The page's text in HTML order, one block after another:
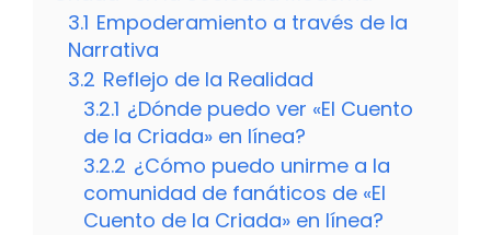
3.1 Empoderamiento a través de la
Narrativa
3.2 Reflejo de la Realidad
3.2.1 ¿Dónde puedo ver «El Cuento
de la Criada» en línea?
3.2.2 ¿Cómo puedo unirme a la
comunidad de fanáticos de «El
Cuento de la Criada» en línea?